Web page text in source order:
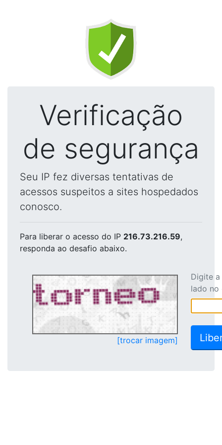
Verificação
de segurança
Seu IP fez diversas tentativas de
acessos suspeitos a sites hospedados
conosco.
Para liberar o acesso do IP 216.73.216.59,
responda ao desafio abaixo.
[trocar imagem]
Digite
lado no